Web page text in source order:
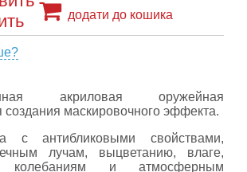
додати до кошика
акриловая оружейная
создания маскировочного эффекта.
с антибликовыми свойствами,
лучам, выцветанию, влаге,
колебаниям и атмосферным